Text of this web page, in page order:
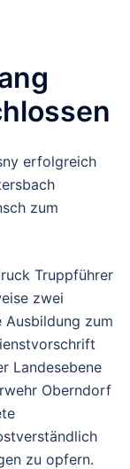
erfolgreich
zum
Truppführer
zwei
Ausbildung zum
Landesebene
Oberndorf
zu opfern.